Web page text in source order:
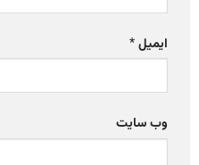
ایمیل*
وب‌ سایت